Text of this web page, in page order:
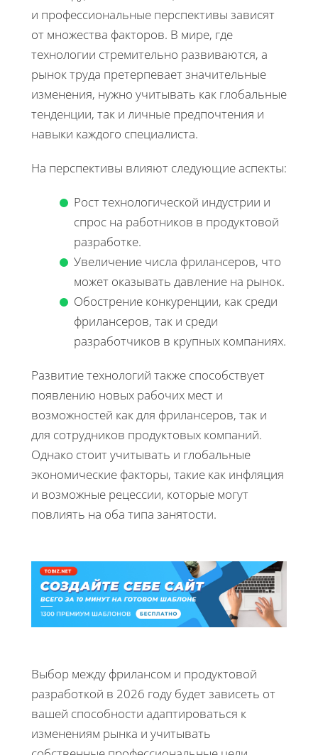
и профессиональные перспективы зависят
от множества факторов. В мире, где
технологии стремительно развиваются, а
рынок труда претерпевает значительные
изменения, нужно учитывать как глобальные
тенденции, так и личные предпочтения и
навыки каждого специалиста.
На перспективы влияют следующие аспекты:
Рост технологической индустрии и
спрос на работников в продуктовой
разработке.
Увеличение числа фрилансеров, что
может оказывать давление на рынок.
Обострение конкуренции, как среди
фрилансеров, так и среди
разработчиков в крупных компаниях.
Развитие технологий также способствует
появлению новых рабочих мест и
возможностей как для фрилансеров, так и
для сотрудников продуктовых компаний.
Однако стоит учитывать и глобальные
экономические факторы, такие как инфляция
и возможные рецессии, которые могут
повлиять на оба типа занятости.
Выбор между фрилансом и продуктовой
разработкой в 2026 году будет зависеть от
вашей способности адаптироваться к
изменениям рынка и учитывать